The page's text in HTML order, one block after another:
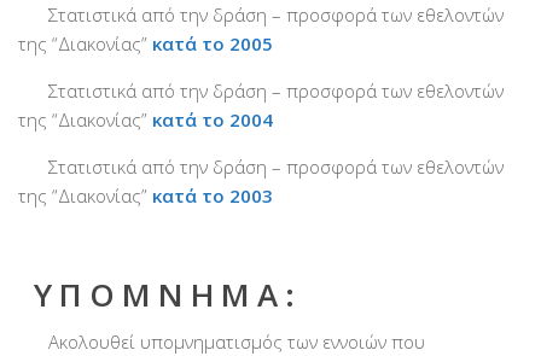
Επικοινωνία
Στατιστικά από την δράση – προσφορά των εθελοντών
της “Διακονίας” κατά το 2005
Στατιστικά από την δράση – προσφορά των εθελοντών
της “Διακονίας” κατά το 2004
Στατιστικά από την δράση – προσφορά των εθελοντών
της “Διακονίας” κατά το 2003
Υ Π Ο Μ Ν Η Μ Α :
Ακολουθεί υπομνηματισμός των εννοιών που